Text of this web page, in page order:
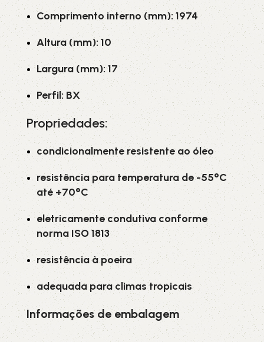
Comprimento interno (mm): 1974
Altura (mm): 10
Largura (mm): 17
Perfil: BX
Propriedades:
condicionalmente resistente ao óleo
resistência para temperatura de -55°C
até +70°C
eletricamente condutiva conforme
norma ISO 1813
resistência à poeira
adequada para climas tropicais
Informações de embalagem